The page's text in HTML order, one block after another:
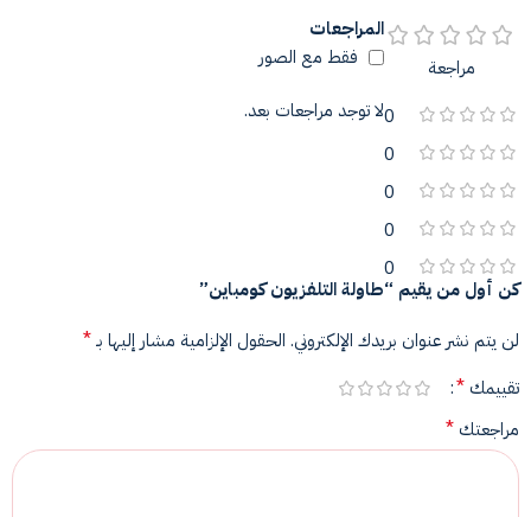
مراجعة
0
0
0
0
0
المراجعات
فقط مع الصور
لا توجد مراجعات بعد.
كن أول من يقيم “طاولة التلفزيون كومباين”
لن يتم نشر عنوان بريدك الإلكتروني. الحقول الإلزامية مشار إليها بـ*
تقييمك *
مراجعتك *